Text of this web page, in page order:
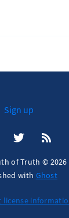
Sign up
of Truth © 2026
with Ghost
license